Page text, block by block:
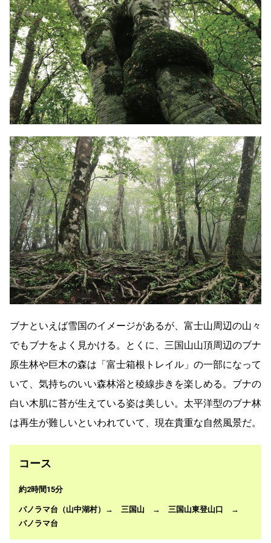
ブナといえば雪国のイメージがあるが、富士山周辺の山々
でもブナをよく見かける。とくに、三国山山頂周辺のブナ
原生林や巨木の森は「富士箱根トレイル」の一部になって
いて、気持ちのいい森林浴と稜線歩きを楽しめる。ブナの
白い木肌に苔が生えている姿は美しい。太平洋型のブナ林
は再生が難しいといわれていて、現在貴重な自然風景だ。
コース
約2時間15分
パノラマ台（山中湖村）→ 三国山 → 三国山東登山口 →
パノラマ台